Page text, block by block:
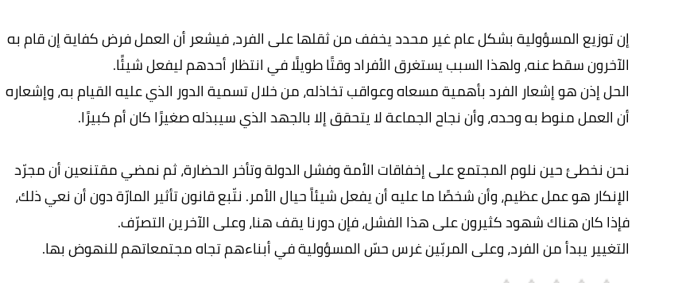
إن توزيع المسؤولية بشكل عام غير محدد يخفف من ثقلها على الفرد، فيشعر أن العمل فرض كفاية إن قام به
الآخرون سقط عنه، ولهذا السبب يستغرق الأفراد وقتًا طويلًا في انتظار أحدهم ليفعل شيئًا.
الحل إذن هو إشعار الفرد بأهمية مسعاه وعواقب تخاذله، من خلال تسمية الدور الذي عليه القيام به، وإشعاره
أن العمل منوط به وحده، وأن نجاح الجماعة لا يتحقق إلا بالجهد الذي سيبذله صغيرًا كان أم كبيرًا.
نحن نخطئ حين نلوم المجتمع على إخفاقات الأمة وفشل الدولة وتأخر الحضارة، ثم نمضي مقتنعين أن مجرّد
الإنكار هو عمل عظيم، وأن شخصًا ما عليه أن يفعل شيئاً حيال الأمر. نتّبع قانون تأثير المارّة دون أن نعي ذلك،
فإذا كان هناك شهود كثيرون على هذا الفشل، فإن دورنا يقف هنا، وعلى الآخرين التصرّف.
التغيير يبدأ من الفرد، وعلى المربّين غرس حسّ المسؤولية في أبناءهم تجاه مجتمعاتهم للنهوض بها.